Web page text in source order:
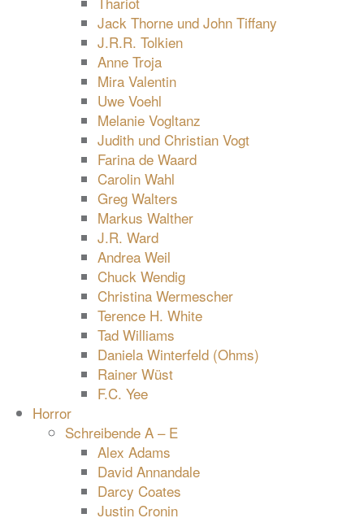
Jack Thorne und John Tiffany
J.R.R. Tolkien
Anne Troja
Mira Valentin
Uwe Voehl
Melanie Vogltanz
Judith und Christian Vogt
Farina de Waard
Carolin Wahl
Greg Walters
Markus Walther
J.R. Ward
Andrea Weil
Chuck Wendig
Christina Wermescher
Terence H. White
Tad Williams
Daniela Winterfeld (Ohms)
Rainer Wüst
F.C. Yee
Horror
Schreibende A – E
Alex Adams
David Annandale
Darcy Coates
Justin Cronin